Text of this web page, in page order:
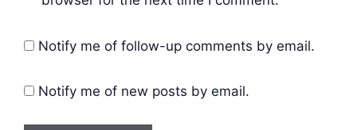
Notify me of follow-up comments by email.
Notify me of new posts by email.